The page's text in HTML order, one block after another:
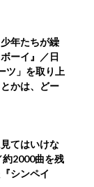
年たちが繰
ーイ』／日
ツ」を取り上
かは、どー
てはいけな
約2000曲を残
『シンペイ